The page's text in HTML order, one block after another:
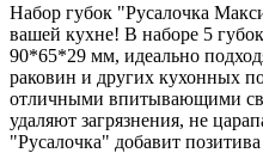
Набор губок "Русалочка
вашей кухне! В наборе 5
90*65*29 мм, идеально
раковин и других кухонных
отличными впитывающими
удаляют загрязнения, не
"Русалочка" добавит